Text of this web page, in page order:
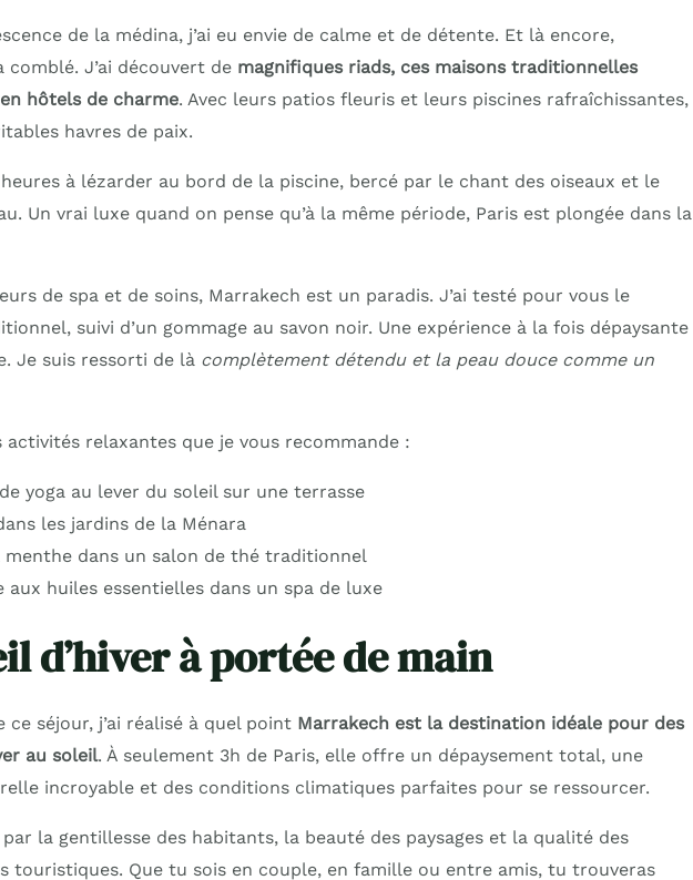
de la médina, j’ai eu envie de calme et de détente. Et là encore,
comblé. J’ai découvert de magnifiques riads, ces maisons traditionnelles
hôtels de charme. Avec leurs patios fleuris et leurs piscines rafraîchissantes,
havres de paix.
heures à lézarder au bord de la piscine, bercé par le chant des oiseaux et le
Un vrai luxe quand on pense qu’à la même période, Paris est plongée dans la
de spa et de soins, Marrakech est un paradis. J’ai testé pour vous le
suivi d’un gommage au savon noir. Une expérience à la fois dépaysante
Je suis ressorti de là complètement détendu et la peau douce comme un
activités relaxantes que je vous recommande :
yoga au lever du soleil sur une terrasse
les jardins de la Ménara
menthe dans un salon de thé traditionnel
aux huiles essentielles dans un spa de luxe
d’hiver à portée de main
ce séjour, j’ai réalisé à quel point Marrakech est la destination idéale pour des
au soleil. À seulement 3h de Paris, elle offre un dépaysement total, une
incroyable et des conditions climatiques parfaites pour se ressourcer.
par la gentillesse des habitants, la beauté des paysages et la qualité des
touristiques. Que tu sois en couple, en famille ou entre amis, tu trouveras